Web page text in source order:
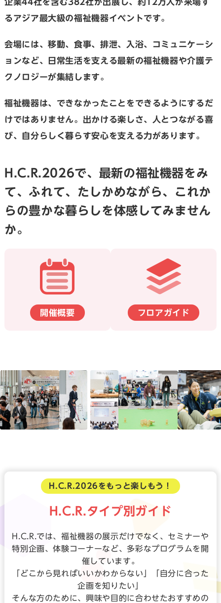
企業44社を含む382社が出展し、約12万人が来場す
るアジア最大級の福祉機器イベントです。
会場には、移動、食事、排泄、入浴、コミュニケーシ
ョンなど、日常生活を支える最新の福祉機器や介護テ
クノロジーが集結します。
福祉機器は、できなかったことをできるようにするだ
けではありません。出かける楽しさ、人とつながる喜
び、自分らしく暮らす安心を支える力があります。
H.C.R.2026で、最新の福祉機器をみ
て、ふれて、たしかめながら、これか
らの豊かな暮らしを体感してみません
か。
開催概要 フロアガイド
H.C.R.2026をもっと楽しもう！
H.C.R.タイプ別ガイド
H.C.R.では、福祉機器の展示だけでなく、セミナーや
特別企画、体験コーナーなど、多彩なプログラムを開
催しています。
「どこから見ればいいかわからない」「自分に合った
企画を知りたい」
そんな方のために、興味や目的に合わせたおすすめの